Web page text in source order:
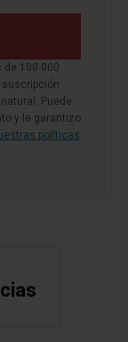
de 100 000
Puede
y le garantizo
políticas